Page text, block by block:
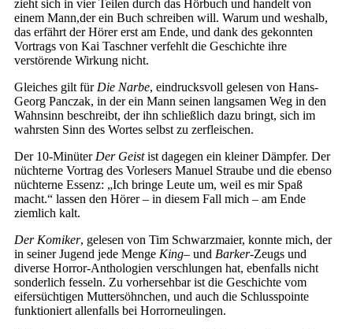
zieht sich in vier Teilen durch das Hörbuch und handelt von
einem Mann,der ein Buch schreiben will. Warum und weshalb,
das erfährt der Hörer erst am Ende, und dank des gekonnten
Vortrags von Kai Taschner verfehlt die Geschichte ihre
verstörende Wirkung nicht.
Gleiches gilt für Die Narbe, eindrucksvoll gelesen von Hans-
Georg Panczak, in der ein Mann seinen langsamen Weg in den
Wahnsinn beschreibt, der ihn schließlich dazu bringt, sich im
wahrsten Sinn des Wortes selbst zu zerfleischen.
Der 10-Minüter Der Geistist dagegen ein kleiner Dämpfer. Der
nüchterne Vortrag des Vorlesers Manuel Straube und die ebenso
nüchterne Essenz: „Ich bringe Leute um, weil es mir Spaß
macht.“ lassen den Hörer – in diesem Fall mich – am Ende
ziemlich kalt.
Der Komiker, gelesen von Tim Schwarzmaier, konnte mich, der
in seiner Jugend jede Menge King– und Barker-Zeugs und
diverse Horror-Anthologien verschlungen hat, ebenfalls nicht
sonderlich fesseln. Zu vorhersehbar ist die Geschichte vom
eifersüchtigen Muttersöhnchen, und auch die Schlusspointe
funktioniert allenfalls bei Horrorneulingen.